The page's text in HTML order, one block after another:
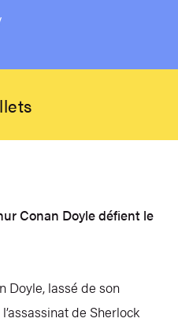
Conan Doyle défient le
Doyle, lassé de son
de Sherlock